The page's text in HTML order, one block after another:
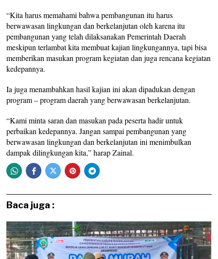
“Kita harus memahami bahwa pembangunan itu harus
berwawasan lingkungan dan berkelanjutan oleh karena itu
pembangunan yang telah dilaksanakan Pemerintah Daerah
meskipun terlambat kita membuat kajian lingkungannya, tapi bisa
memberikan masukan program kegiatan dan juga rencana kegiatan
kedepannya.
Ia juga menambahkan hasil kajian ini akan dipadukan dengan
program – program daerah yang berwawasan berkelanjutan.
“Kami minta saran dan masukan pada peserta hadir untuk
perbaikan kedepannya. Jangan sampai pembangunan yang
berwawasan lingkungan dan berkelanjutan ini menimbulkan
dampak dilingkungan kita,” harap Zainal.
Baca juga :